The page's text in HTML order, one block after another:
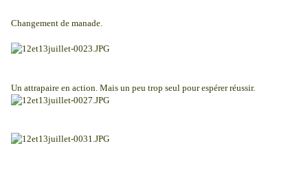
Changement de manade.
Un attrapaire en action. Mais un peu trop seul pour espérer réussir.